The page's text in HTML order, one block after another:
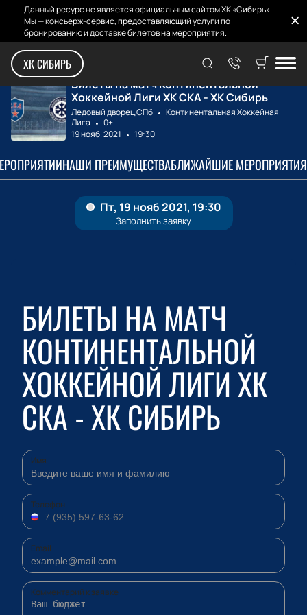
Данный ресурс не является официальным сайтом ХК «Сибирь».
Мы — консьерж-сервис, предоставляющий услуги по
бронированию и доставке билетов на мероприятия.
ХК СИБИРЬ
Главная Билеты на матчи ХК СКА - ХК Сиби...
Билеты на матч Континентальной
Хоккейной Лиги ХК СКА - ХК Сибирь
Ледовый дворец СПб
Континентальная Хоккейная
Лига
0+
19 нояб. 2021
19:30
НАШИ ПРЕИМУЩЕСТВАБЛИЖАЙШИЕ МЕРОПРИЯТИЯ
БИЛЕТЫ НА МАТЧ
КОНТИНЕНТАЛЬНОЙ
ХОККЕЙНОЙ ЛИГИ ХК
СКА - ХК СИБИРЬ
Имя
Телефон
Email
Комментарий к заявке